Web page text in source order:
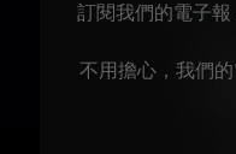
訂閱我們的電子報
不用擔心，我們